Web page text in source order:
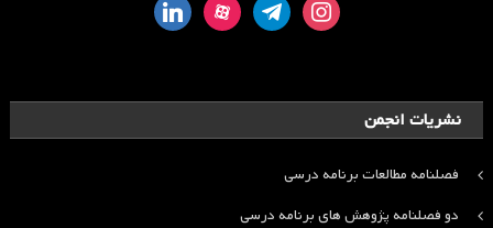
instagram
telegram
aparat
linkedin
نشریات انجمن
فصلنامه مطالعات برنامه درسی
دو فصلنامه پژوهش های برنامه درسی